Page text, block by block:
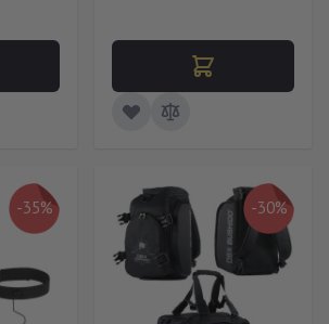
-35% -30%